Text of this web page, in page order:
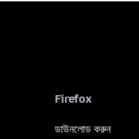
Firefox
ডাউনলোড করুন